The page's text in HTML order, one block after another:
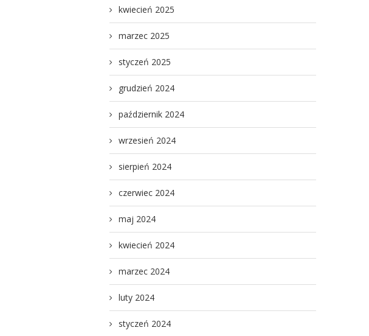
kwiecień 2025
marzec 2025
styczeń 2025
grudzień 2024
październik 2024
wrzesień 2024
sierpień 2024
czerwiec 2024
maj 2024
kwiecień 2024
marzec 2024
luty 2024
styczeń 2024